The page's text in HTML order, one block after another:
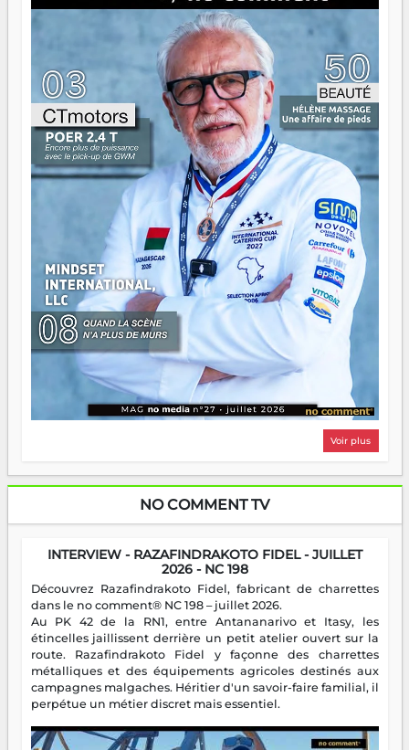
là que les aînés entrent en scène — pas pour reprendre le
gouvernail, mais pour montrer où sont les récifs. Les jeunes
ont la force, les vieux ont l'expérience, comme on dit. Ce
n'est pas un combat de générations — c'est une question
d'équipage. Partagez vos réussites, mais aussi vos échecs.
Surtout vos échecs, d'ailleurs — ils enseignent mieux que
n'importe quel manuel. À Madagascar, la barque avance.
Il faut juste s'assurer que tout le monde rame dans le
même sens.
Voir plus
NO COMMENT TV
INTERVIEW - RAZAFINDRAKOTO FIDEL - JUILLET
2026 - NC 198
Découvrez Razafindrakoto Fidel, fabricant de charrettes
dans le no comment® NC 198 – juillet 2026.
Au PK 42 de la RN1, entre Antananarivo et Itasy, les
étincelles jaillissent derrière un petit atelier ouvert sur la
route. Razafindrakoto Fidel y façonne des charrettes
métalliques et des équipements agricoles destinés aux
campagnes malgaches. Héritier d'un savoir-faire familial, il
perpétue un métier discret mais essentiel.